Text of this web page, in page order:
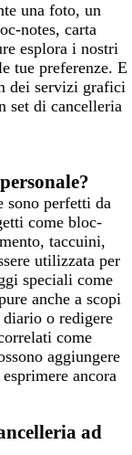
una foto, un
notes, carta
esplora i nostri
tue preferenze. E
dei servizi grafici
set di cancelleria
sono perfetti da
come bloc-
taccuini,
utilizzata per
speciali come
anche a scopi
diario o redigere
come
aggiungere
ancora
ad